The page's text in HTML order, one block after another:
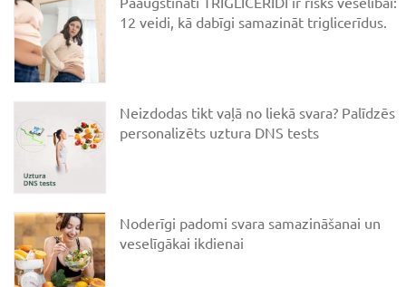
12 veidi, kā dabīgi samazināt triglicerīdus.
Neizdodas tikt vaļā no liekā svara? Palīdzēs
personalizēts uztura DNS tests
Noderīgi padomi svara samazināšanai un
veselīgākai ikdienai